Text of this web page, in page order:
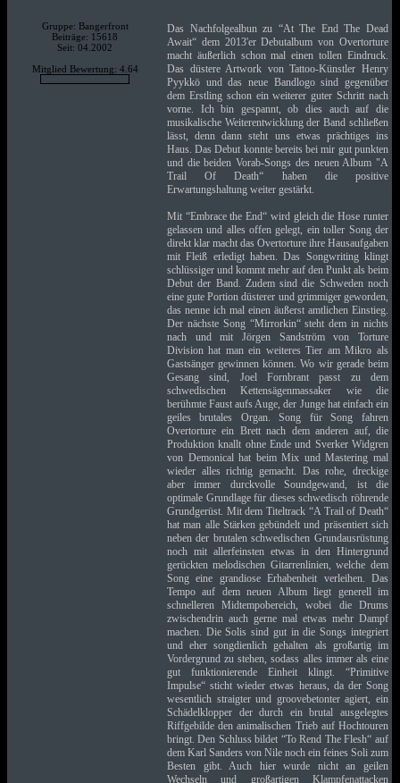
Gruppe: Bangerfront
Beiträge: 15618
Seit: 04.2002
Mitglied Bewertung: 4.64
Das Nachfolgealbun zu “At The End The Dead
Await“ dem 2013'er Debutalbum von Overtorture
macht äußerlich schon mal einen tollen Eindruck.
Das düstere Artwork von Tattoo-Künstler Henry
Pyykkö und das neue Bandlogo sind gegenüber
dem Erstling schon ein weiterer guter Schritt nach
vorne. Ich bin gespannt, ob dies auch auf die
musikalische Weiterentwicklung der Band schließen
lässt, denn dann steht uns etwas prächtiges ins
Haus. Das Debut konnte bereits bei mir gut punkten
und die beiden Vorab-Songs des neuen Album "A
Trail Of Death“ haben die positive
Erwartungshaltung weiter gestärkt.
Mit “Embrace the End“ wird gleich die Hose runter
gelassen und alles offen gelegt, ein toller Song der
direkt klar macht das Overtorture ihre Hausaufgaben
mit Fleiß erledigt haben. Das Songwriting klingt
schlüssiger und kommt mehr auf den Punkt als beim
Debut der Band. Zudem sind die Schweden noch
eine gute Portion düsterer und grimmiger geworden,
das nenne ich mal einen äußerst amtlichen Einstieg.
Der nächste Song “Mirrorkin“ steht dem in nichts
nach und mit Jörgen Sandström von Torture
Division hat man ein weiteres Tier am Mikro als
Gastsänger gewinnen können. Wo wir gerade beim
Gesang sind, Joel Fornbrant passt zu dem
schwedischen Kettensägenmassaker wie die
berühmte Faust aufs Auge, der Junge hat einfach ein
geiles brutales Organ. Song für Song fahren
Overtorture ein Brett nach dem anderen auf, die
Produktion knallt ohne Ende und Sverker Widgren
von Demonical hat beim Mix und Mastering mal
wieder alles richtig gemacht. Das rohe, dreckige
aber immer durckvolle Soundgewand, ist die
optimale Grundlage für dieses schwedisch röhrende
Grundgerüst. Mit dem Titeltrack “A Trail of Death“
hat man alle Stärken gebündelt und präsentiert sich
neben der brutalen schwedischen Grundausrüstung
noch mit allerfeinsten etwas in den Hintergrund
gerückten melodischen Gitarrenlinien, welche dem
Song eine grandiose Erhabenheit verleihen. Das
Tempo auf dem neuen Album liegt generell im
schnelleren Midtempobereich, wobei die Drums
zwischendrin auch gerne mal etwas mehr Dampf
machen. Die Solis sind gut in die Songs integriert
und eher songdienlich gehalten als großartig im
Vordergrund zu stehen, sodass alles immer als eine
gut funktionierende Einheit klingt. “Primitive
Impulse“ sticht wieder etwas heraus, da der Song
wesentlich straigter und groovebetonter agiert, ein
Schädelklopper der durch ein brutal ausgelegtes
Riffgebilde den animalischen Trieb auf Hochtouren
bringt. Den Schluss bildet “To Rend The Flesh“ auf
dem Karl Sanders von Nile noch ein feines Soli zum
Besten gibt. Auch hier wurde nicht an geilen
Wechseln und großartigen Klampfenattacken